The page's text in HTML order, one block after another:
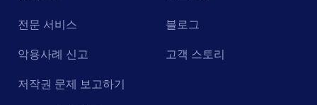
전문 서비스
악용사례 신고
저작권 문제 보고하기
블로그
고객 스토리